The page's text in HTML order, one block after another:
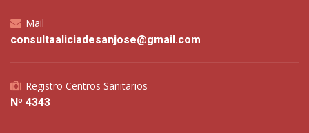
Mail
consultaaliciadesanjose@gmail.com
Registro Centros Sanitarios
Nº 4343